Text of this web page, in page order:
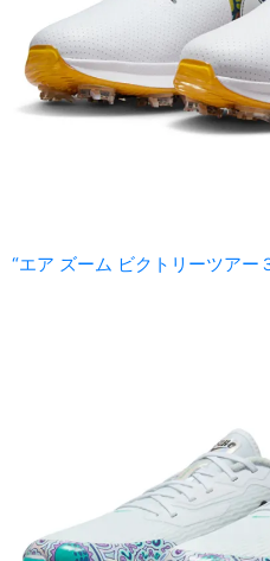
“エア ズーム ビクトリーツアー